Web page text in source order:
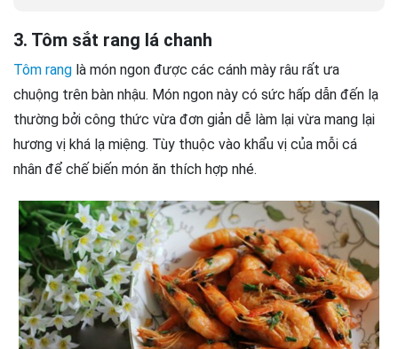
3. Tôm sắt rang lá chanh
Tôm rang là món ngon được các cánh mày râu rất ưa
chuộng trên bàn nhậu. Món ngon này có sức hấp dẫn đến lạ
thường bởi công thức vừa đơn giản dễ làm lại vừa mang lại
hương vị khá lạ miệng. Tùy thuộc vào khẩu vị của mỗi cá
nhân để chế biến món ăn thích hợp nhé.